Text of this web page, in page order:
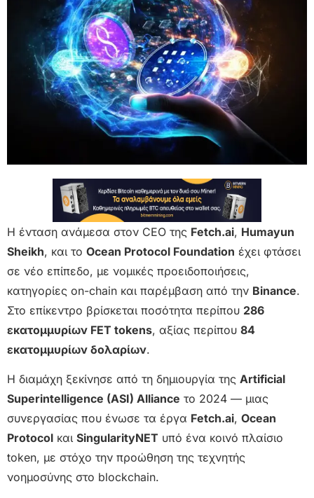
Η ένταση ανάμεσα στον CEO της Fetch.ai, Humayun
Sheikh, και το Ocean Protocol Foundation έχει φτάσει
σε νέο επίπεδο, με νομικές προειδοποιήσεις,
κατηγορίες on-chain και παρέμβαση από την Binance.
Στο επίκεντρο βρίσκεται ποσότητα περίπου 286
εκατομμυρίων FET tokens, αξίας περίπου 84
εκατομμυρίων δολαρίων.
Η διαμάχη ξεκίνησε από τη δημιουργία της Artificial
Superintelligence (ASI) Alliance το 2024 — μιας
συνεργασίας που ένωσε τα έργα Fetch.ai, Ocean
Protocol και SingularityNET υπό ένα κοινό πλαίσιο
token, με στόχο την προώθηση της τεχνητής
νοημοσύνης στο blockchain.